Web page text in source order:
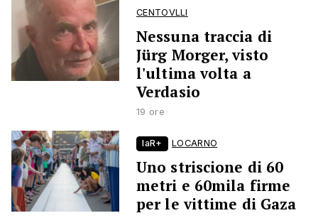
CENTOVLLI
Nessuna traccia di
Jürg Morger, visto
l'ultima volta a
Verdasio
19 ore
laR+ LOCARNO
Uno striscione di 60
metri e 60mila firme
per le vittime di Gaza